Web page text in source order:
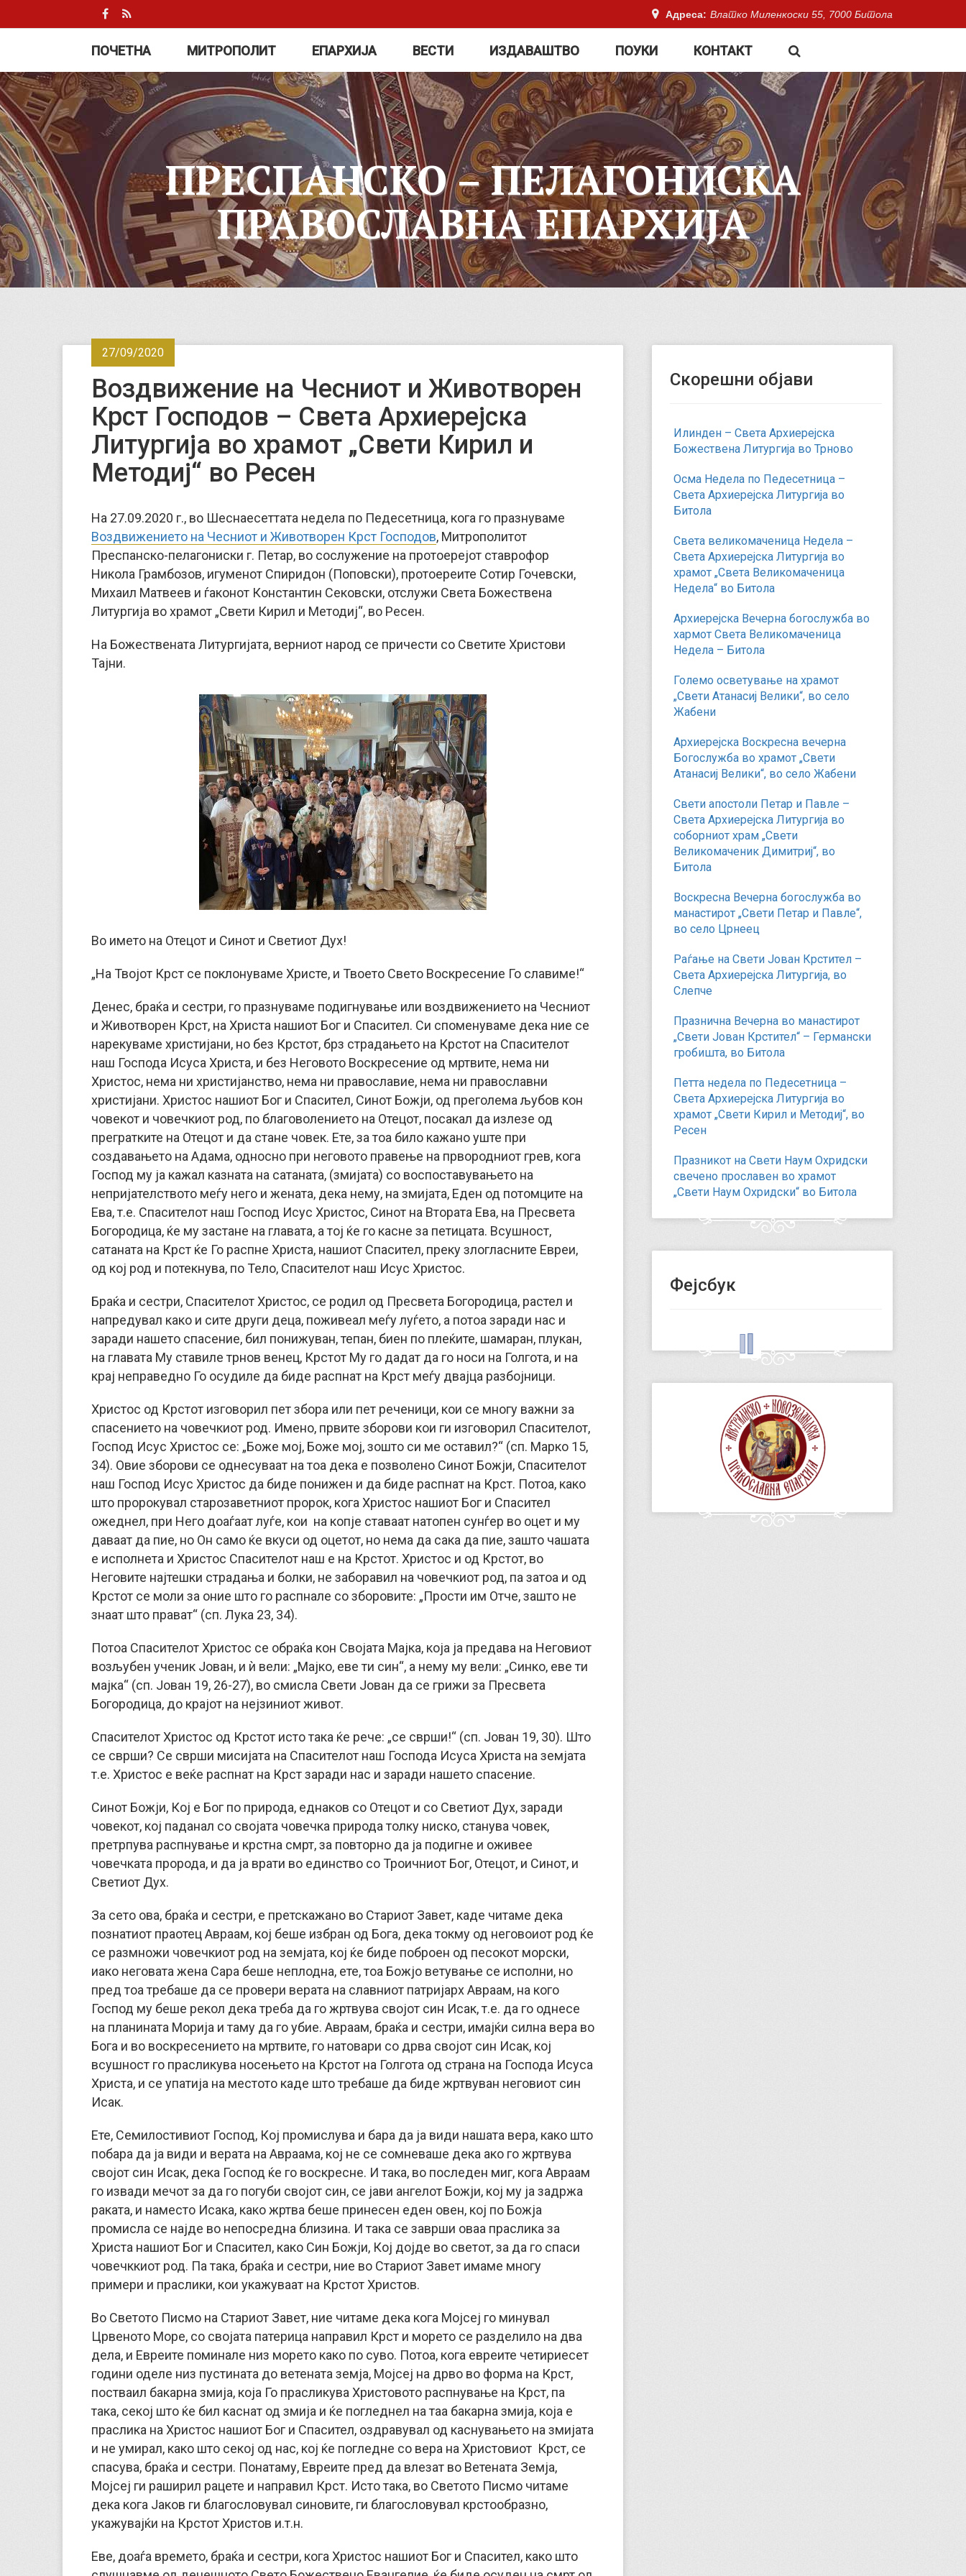
Адреса: Влатко Миленкоски 55, 7000 Битола
ПОЧЕТНА МИТРОПОЛИТ ЕПАРХИЈА ВЕСТИ ИЗДАВАШТВО ПОУКИ КОНТАКТ
ПРЕСПАНСКО – ПЕЛАГОНИСКА
ПРАВОСЛАВНА ЕПАРХИЈА
27/09/2020
Воздвижение на Чесниот и Животворен
Крст Господов – Света Архиерејска
Литургија во храмот „Свети Кирил и
Методиј“ во Ресен
На 27.09.2020 г., во Шеснаесеттата недела по Педесетница, кога го празнуваме
Воздвижението на Чесниот и Животворен Крст Господов, Митрополитот
Преспанско-пелагониски г. Петар, во сослужение на протоерејот ставрофор
Никола Грамбозов, игуменот Спиридон (Поповски), протоереите Сотир Гочевски,
Михаил Матвеев и ѓаконот Константин Сековски, отслужи Света Божествена
Литургија во храмот „Свети Кирил и Методиј“, во Ресен.
На Божествената Литургијата, верниот народ се причести со Светите Христови
Тајни.
Во името на Отецот и Синот и Светиот Дух!
„На Твојот Крст се поклонуваме Христе, и Твоето Свето Воскресение Го славиме!“
Денес, браќа и сестри, го празнуваме подигнување или воздвижението на Чесниот
и Животворен Крст, на Христа нашиот Бог и Спасител. Си споменуваме дека ние се
нарекуваме христијани, но без Крстот, брз страдањето на Крстот на Спасителот
наш Господа Исуса Христа, и без Неговото Воскресение од мртвите, нема ни
Христос, нема ни христијанство, нема ни православие, нема ни православни
христијани. Христос нашиот Бог и Спасител, Синот Божји, од преголема љубов кон
човекот и човечкиот род, по благоволението на Отецот, посакал да излезе од
прегратките на Отецот и да стане човек. Ете, за тоа било кажано уште при
создавањето на Адама, односно при неговото правење на првородниот грев, кога
Господ му ја кажал казната на сатаната, (змијата) со воспоставувањето на
непријателството меѓу него и жената, дека нему, на змијата, Еден од потомците на
Ева, т.е. Спасителот наш Господ Исус Христос, Синот на Втората Ева, на Пресвета
Богородица, ќе му застане на главата, а тој ќе го касне за петицата. Всушност,
сатаната на Крст ќе Го распне Христа, нашиот Спасител, преку злогласните Евреи,
од кој род и потекнува, по Тело, Спасителот наш Исус Христос.
Браќа и сестри, Спасителот Христос, се родил од Пресвета Богородица, растел и
напредувал како и сите други деца, поживеал меѓу луѓето, а потоа заради нас и
заради нашето спасение, бил понижуван, тепан, биен по плеќите, шамаран, плукан,
на главата Му ставиле трнов венец, Крстот Му го дадат да го носи на Голгота, и на
крај неправедно Го осудиле да биде распнат на Крст меѓу двајца разбојници.
Христос од Крстот изговорил пет збора или пет реченици, кои се многу важни за
спасението на човечкиот род. Имено, првите зборови кои ги изговорил Спасителот,
Господ Исус Христос се: „Боже мој, Боже мој, зошто си ме оставил?“ (сп. Марко 15,
34). Овие зборови се однесуваат на тоа дека е позволено Синот Божји, Спасителот
наш Господ Исус Христос да биде понижен и да биде распнат на Крст. Потоа, како
што пророкувал старозаветниот пророк, кога Христос нашиот Бог и Спасител
ожеднел, при Него доаѓаат луѓе, кои на копје ставаат натопен сунѓер во оцет и му
даваат да пие, но Он само ќе вкуси од оцетот, но нема да сака да пие, зашто чашата
е исполнета и Христос Спасителот наш е на Крстот. Христос и од Крстот, во
Неговите најтешки страдања и болки, не заборавил на човечкиот род, па затоа и од
Крстот се моли за оние што го распнале со зборовите: „Прости им Отче, зашто не
знаат што прават“ (сп. Лука 23, 34).
Потоа Спасителот Христос се обраќа кон Својата Мајка, која ја предава на Неговиот
возљубен ученик Јован, и ѝ вели: „Мајко, еве ти син“, а нему му вели: „Синко, еве ти
мајка“ (сп. Јован 19, 26-27), во смисла Свети Јован да се грижи за Пресвета
Богородица, до крајот на нејзиниот живот.
Спасителот Христос од Крстот исто така ќе рече: „се сврши!“ (сп. Јован 19, 30). Што
се сврши? Се сврши мисијата на Спасителот наш Господа Исуса Христа на земјата
т.е. Христос е веќе распнат на Крст заради нас и заради нашето спасение.
Синот Божји, Кој е Бог по природа, еднаков со Отецот и со Светиот Дух, заради
човекот, кој паданал со својата човечка природа толку ниско, станува човек,
претрпува распнување и крстна смрт, за повторно да ја подигне и оживее
човечката пророда, и да ја врати во единство со Троичниот Бог, Отецот, и Синот, и
Светиот Дух.
За сето ова, браќа и сестри, е претскажано во Стариот Завет, каде читаме дека
познатиот праотец Авраам, кој беше избран од Бога, дека токму од неговоиот род ќе
се размножи човечкиот род на земјата, кој ќе биде поброен од песокот морски,
иако неговата жена Сара беше неплодна, ете, тоа Божјо ветување се исполни, но
пред тоа требаше да се провери верата на славниот патријарх Авраам, на кого
Господ му беше рекол дека треба да го жртвува својот син Исак, т.е. да го однесе
на планината Морија и таму да го убие. Авраам, браќа и сестри, имајќи силна вера во
Бога и во воскресението на мртвите, го натовари со дрва својот син Исак, кој
всушност го прасликува носењето на Крстот на Голгота од страна на Господа Исуса
Христа, и се упатија на местото каде што требаше да биде жртвуван неговиот син
Исак.
Ете, Семилостивиот Господ, Кој промислува и бара да ја види нашата вера, како што
побара да ја види и верата на Авраама, кој не се сомневаше дека ако го жртвува
својот син Исак, дека Господ ќе го воскресне. И така, во последен миг, кога Авраам
го извади мечот за да го погуби својот син, се јави ангелот Божји, кој му ја задржа
раката, и наместо Исака, како жртва беше принесен еден овен, кој по Божја
промисла се најде во непосредна близина. И така се заврши оваа праслика за
Христа нашиот Бог и Спасител, како Син Божји, Кој дојде во светот, за да го спаси
човечккиот род. Па така, браќа и сестри, ние во Стариот Завет имаме многу
примери и праслики, кои укажуваат на Крстот Христов.
Во Светото Писмо на Стариот Завет, ние читаме дека кога Мојсеј го минувал
Црвеното Море, со својата патерица направил Крст и морето се разделило на два
дела, и Евреите поминале низ морето како по суво. Потоа, кога евреите четириесет
години оделе низ пустината до ветената земја, Мојсеј на дрво во форма на Крст,
постваил бакарна змија, која Го прасликува Христовото распнување на Крст, па
така, секој што ќе бил каснат од змија и ќе погледнел на таа бакарна змија, која е
праслика на Христос нашиот Бог и Спасител, оздравувал од каснувањето на змијата
и не умирал, како што секој од нас, кој ќе погледне со вера на Христовиот Крст, се
спасува, браќа и сестри. Понатаму, Евреите пред да влезат во Ветената Земја,
Мојсеј ги раширил рацете и направил Крст. Исто така, во Светото Писмо читаме
дека кога Јаков ги благословувал синовите, ги благословувал крстообразно,
укажувајќи на Крстот Христов и.т.н.
Еве, доаѓа времето, браќа и сестри, кога Христос нашиот Бог и Спасител, како што
Скорешни објави
Илинден – Света Архиерејска
Божествена Литургија во Трново
Осма Недела по Педесетница –
Света Архиерејска Литургија во
Битола
Света великомаченица Недела –
Света Архиерејска Литургија во
храмот „Света Великомаченица
Недела“ во Битола
Архиерејска Вечерна богослужба во
хармот Света Великомаченица
Недела – Битола
Големо осветување на храмот
„Свети Атанасиј Велики“, во село
Жабени
Архиерејска Воскресна вечерна
Богослужба во храмот „Свети
Атанасиј Велики“, во село Жабени
Свети апостоли Петар и Павле –
Света Архиерејска Литургија во
соборниот храм „Свети
Великомаченик Димитриј“, во
Битола
Воскресна Вечерна богослужба во
манастирот „Свети Петар и Павле“,
во село Црнеец
Раѓање на Свети Јован Крстител –
Света Архиерејска Литургија, во
Слепче
Празнична Вечерна во манастирот
„Свети Јован Крстител“ – Германски
гробишта, во Битола
Петта недела по Педесетница –
Света Архиерејска Литургија во
храмот „Свети Кирил и Методиј“, во
Ресен
Празникот на Свети Наум Охридски
свечено прославен во храмот
„Свети Наум Охридски“ во Битола
Фејсбук